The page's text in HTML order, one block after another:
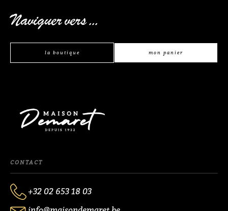
Naviguer vers ...
la boutique mon panier
CONTACT
+32 02 653 18 03